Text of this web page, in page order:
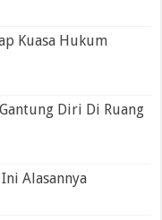
Kuasa Hukum
Diri Di Ruang
Alasannya